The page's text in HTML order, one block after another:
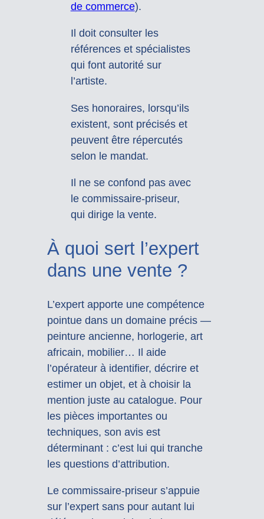
de commerce).
Il doit consulter les
références et spécialistes
qui font autorité sur
l’artiste.
Ses honoraires, lorsqu’ils
existent, sont précisés et
peuvent être répercutés
selon le mandat.
Il ne se confond pas avec
le commissaire-priseur,
qui dirige la vente.
À quoi sert l’expert
dans une vente ?
L’expert apporte une compétence
pointue dans un domaine précis —
peinture ancienne, horlogerie, art
africain, mobilier… Il aide
l’opérateur à identifier, décrire et
estimer un objet, et à choisir la
mention juste au catalogue. Pour
les pièces importantes ou
techniques, son avis est
déterminant : c’est lui qui tranche
les questions d’attribution.
Le commissaire-priseur s’appuie
sur l’expert sans pour autant lui